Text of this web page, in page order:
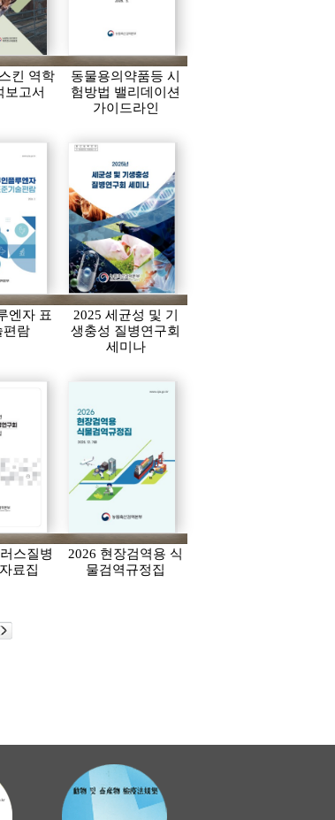
킨 역학
보고서
동물용의약품등 시
험방법 밸리데이션
가이드라인
엔자 표
편람
2025 세균성 및 기
생충성 질병연구회
세미나
스질병
료집
2026 현장검역용 식
물검역규정집